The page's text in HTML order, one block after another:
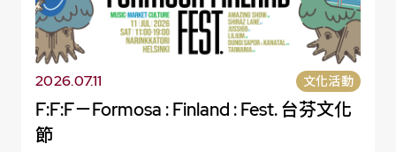
2026.07.11 文化活動
F:F:F－Formosa : Finland : Fest. 台芬文化
節